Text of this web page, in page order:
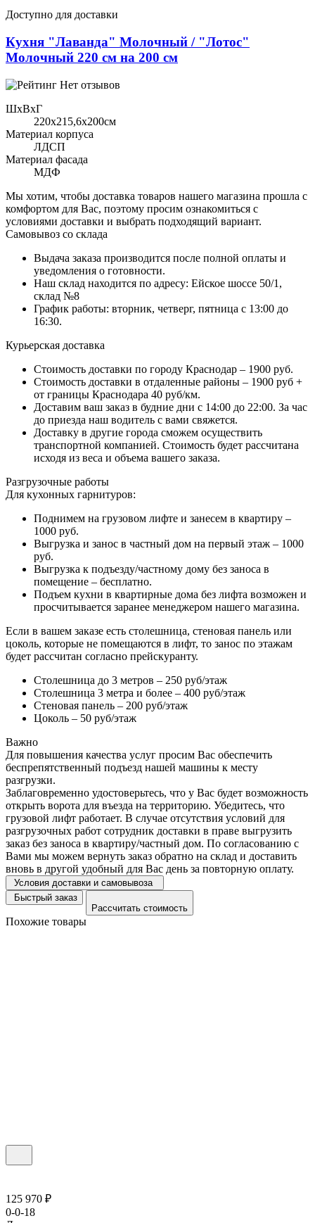
Доступно для доставки
Кухня "Лаванда" Молочный / "Лотос"
Молочный 220 см на 200 см
Нет отзывов
ШхВхГ
220x215,6х200см
Материал корпуса
ЛДСП
Материал фасада
МДФ
Мы хотим, чтобы доставка товаров нашего магазина прошла с
комфортом для Вас, поэтому просим ознакомиться с
условиями доставки и выбрать подходящий вариант.
Самовывоз со склада
Выдача заказа производится после полной оплаты и
уведомления о готовности.
Наш склад находится по адресу: Ейское шоссе 50/1,
склад №8
График работы: вторник, четверг, пятница с 13:00 до
16:30.
Курьерская доставка
Стоимость доставки по городу Краснодар – 1900 руб.
Стоимость доставки в отдаленные районы – 1900 руб +
от границы Краснодара 40 руб/км.
Доставим ваш заказ в будние дни с 14:00 до 22:00. За час
до приезда наш водитель с вами свяжется.
Доставку в другие города сможем осуществить
транспортной компанией. Стоимость будет рассчитана
исходя из веса и объема вашего заказа.
Разгрузочные работы
Для кухонных гарнитуров:
Поднимем на грузовом лифте и занесем в квартиру –
1000 руб.
Выгрузка и занос в частный дом на первый этаж – 1000
руб.
Выгрузка к подъезду/частному дому без заноса в
помещение – бесплатно.
Подъем кухни в квартирные дома без лифта возможен и
просчитывается заранее менеджером нашего магазина.
Если в вашем заказе есть столешница, стеновая панель или
цоколь, которые не помещаются в лифт, то занос по этажам
будет рассчитан согласно прейскуранту.
Столешница до 3 метров – 250 руб/этаж
Столешница 3 метра и более – 400 руб/этаж
Стеновая панель – 200 руб/этаж
Цоколь – 50 руб/этаж
Важно
Для повышения качества услуг просим Вас обеспечить
беспрепятственный подъезд нашей машины к месту
разгрузки.
Заблаговременно удостоверьтесь, что у Вас будет возможность
открыть ворота для въезда на территорию. Убедитесь, что
грузовой лифт работает. В случае отсутствия условий для
разгрузочных работ сотрудник доставки в праве выгрузить
заказ без заноса в квартиру/частный дом. По согласованию с
Вами мы можем вернуть заказ обратно на склад и доставить
вновь в другой удобный для Вас день за повторную оплату.
Условия доставки и самовывоза
Быстрый заказ
Рассчитать стоимость
Похожие товары
125 970 ₽
0-0-18